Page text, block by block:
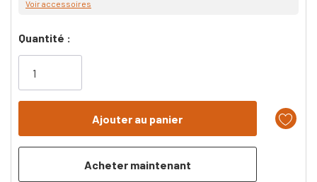
Voir accessoires
Dépêchez-
vous!
plus
Quantité :